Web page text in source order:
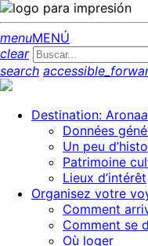
menuMENÚ
clear
search
Destination: Arona
Données
Un peu
Patrimoine
Lieux d’intérêt
Organisez votre
Comment
Comment se
Où loger